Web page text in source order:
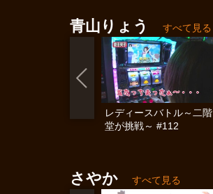
青山りょう すべて見る
レディースバトル～二階
堂が挑戦～ #112
さやか すべて見る